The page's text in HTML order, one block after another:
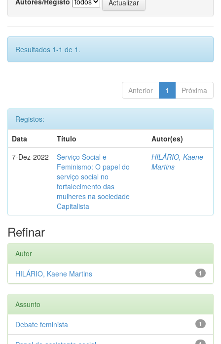
Resultados 1-1 de 1.
Anterior 1 Próxima
Registos:
Data
Título
Autor(es)
7-Dez-2022
Serviço Social e
Feminismo: O papel do
serviço social no
fortalecimento das
mulheres na sociedade
Capitalista
HILÁRIO, Kaene
Martins
Refinar
Autor
1
HILÁRIO, Kaene Martins
Assunto
1
Debate feminista